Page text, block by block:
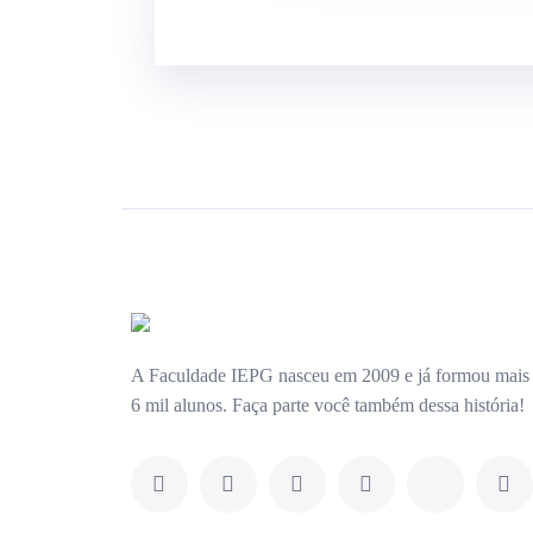
A Faculdade IEPG nasceu em 2009 e já formou mais
6 mil alunos. Faça parte você também dessa história!